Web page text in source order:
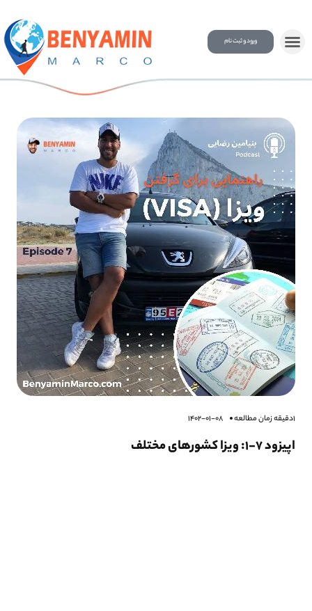
ورود و ثبت نام
1دقیقه زمان مطالعه 1402-01-08
اپیزود ۷-۱: ویزا کشورهای مختلف